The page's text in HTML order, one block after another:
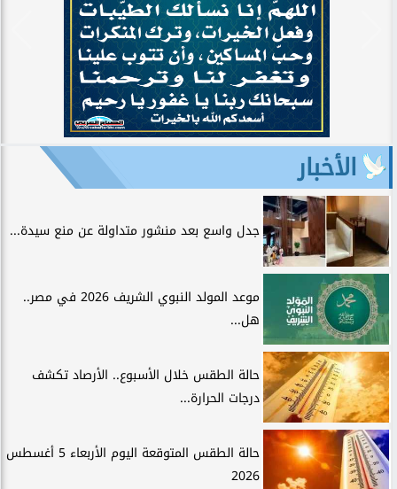
الأخبار
جدل واسع بعد منشور متداولة عن منع سيدة...
موعد المولد النبوي الشريف 2026 في مصر..
هل...
حالة الطقس خلال الأسبوع.. الأرصاد تكشف
درجات الحرارة...
حالة الطقس المتوقعة اليوم الأربعاء 5 أغسطس
2026